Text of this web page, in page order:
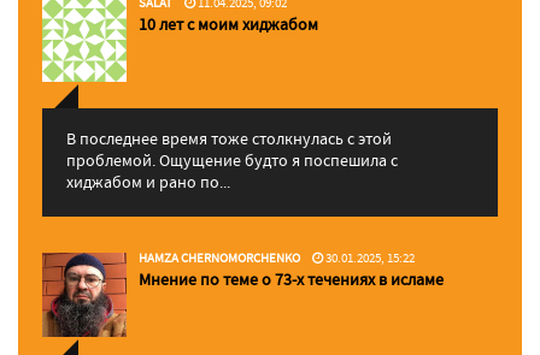
10 лет с моим хиджабом
В последнее время тоже столкнулась с этой
проблемой. Ощущение будто я поспешила с
хиджабом и рано по...
HAMZA CHERNOMORCHENKO 30.01.2025, 15:22
Мнение по теме о 73-х течениях в исламе